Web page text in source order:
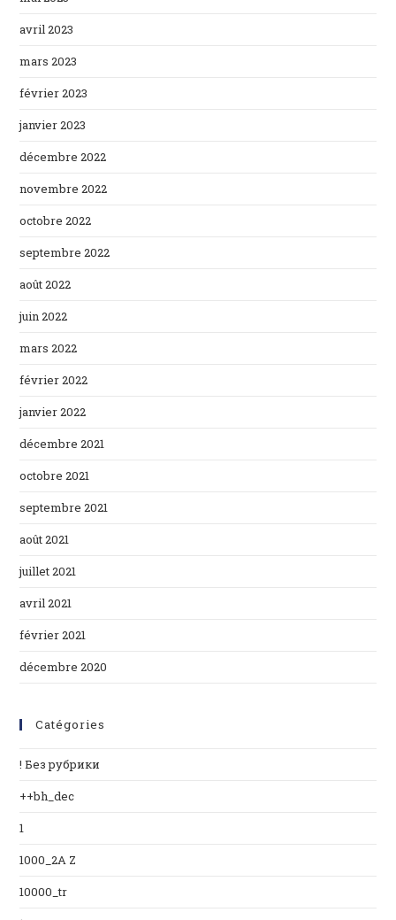
avril 2023
mars 2023
février 2023
janvier 2023
décembre 2022
novembre 2022
octobre 2022
septembre 2022
août 2022
juin 2022
mars 2022
février 2022
janvier 2022
décembre 2021
octobre 2021
septembre 2021
août 2021
juillet 2021
avril 2021
février 2021
décembre 2020
Catégories
! Без рубрики
++bh_dec
1
1000_2A Z
10000_tr